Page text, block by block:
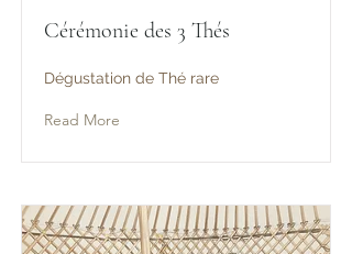
Cérémonie des 3 Thés
Dégustation de Thé rare
Read More